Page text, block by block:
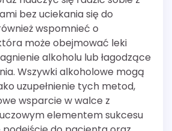
bez uciekania się do
wspomnieć o
może obejmować leki
alkoholu lub łagodzące
Wszywki alkoholowe mogą
uzupełnienie tych metod,
wsparcie w walce z
elementem sukcesu